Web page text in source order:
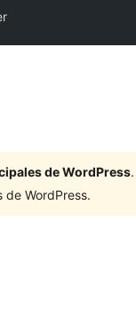
de WordPress
WordPress.